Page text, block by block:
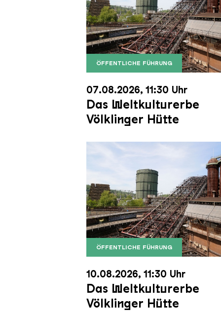
ÖFFENTLICHE FÜHRUNG
Der Erzschrägaufzug der
Copyright: Weltkulturerbe
07.08.2026, 11:30 Uhr
Das Weltkulturerbe
Völklinger Hütte
ÖFFENTLICHE FÜHRUNG
Der Erzschrägaufzug der
Copyright: Weltkulturerbe
10.08.2026, 11:30 Uhr
Das Weltkulturerbe
Völklinger Hütte